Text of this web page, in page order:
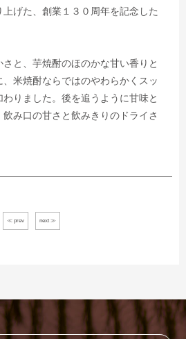
げた、創業１３０周年を記念した
さと、芋焼酎のほのかな甘い香りと
米焼酎ならではのやわらかくスッ
りました。後を追うように甘味と
み口の甘さと飲みきりのドライさ
≪ prev next ≫